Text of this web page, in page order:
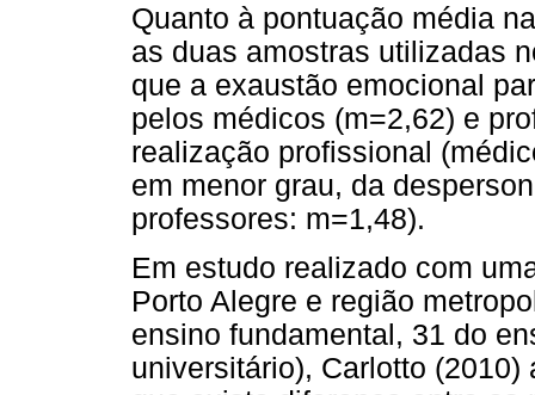
Quanto à pontuação média
as duas amostras utilizadas
que a exaustão emocional
pelos médicos (m=2,62) e
realização profissional
em menor grau, da
professores: m=1,48).
Em estudo realizado com
Porto Alegre e região
ensino fundamental, 31 do
universitário), Carlotto